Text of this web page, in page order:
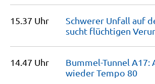
15.37 Uhr
Schwerer Unfall auf
sucht flüchtigen
14.47 Uhr
Bummel-Tunnel A17:
wieder Tempo 80